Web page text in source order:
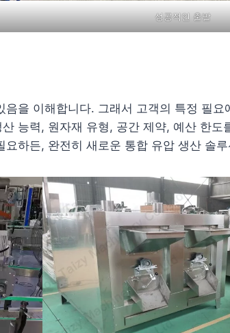
성공적인 출발
을 이해합니다. 그래서 고객의 특정 필
능력, 원자재 유형, 공간 제약, 예산 한
하든, 완전히 새로운 통합 유압 생산 솔